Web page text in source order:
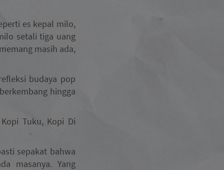
es kepal milo,
setali tiga uang
masih ada,
budaya pop
hingga
Tuku, Kopi Di
sepakat bahwa
masanya. Yang